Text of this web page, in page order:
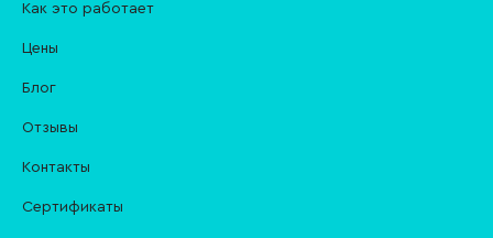
Как это работает
Цены
Блог
Отзывы
Контакты
Cертификаты